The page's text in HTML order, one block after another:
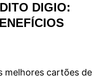
DIGIO:
melhores cartões de